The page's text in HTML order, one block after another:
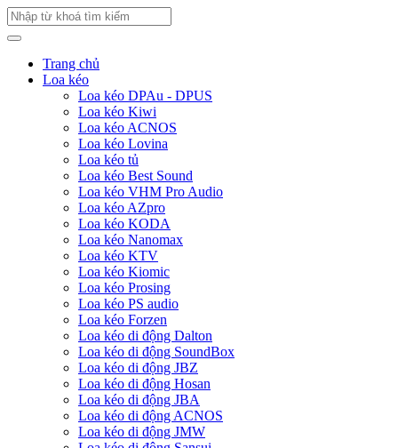
Trang chủ
Loa kéo
Loa kéo DPAu - DPUS
Loa kéo Kiwi
Loa kéo ACNOS
Loa kéo Lovina
Loa kéo tủ
Loa kéo Best Sound
Loa kéo VHM Pro Audio
Loa kéo AZpro
Loa kéo KODA
Loa kéo Nanomax
Loa kéo KTV
Loa kéo Kiomic
Loa kéo Prosing
Loa kéo PS audio
Loa kéo Forzen
Loa kéo di động Dalton
Loa kéo di động SoundBox
Loa kéo di động JBZ
Loa kéo di động Hosan
Loa kéo di động JBA
Loa kéo di động ACNOS
Loa kéo di động JMW